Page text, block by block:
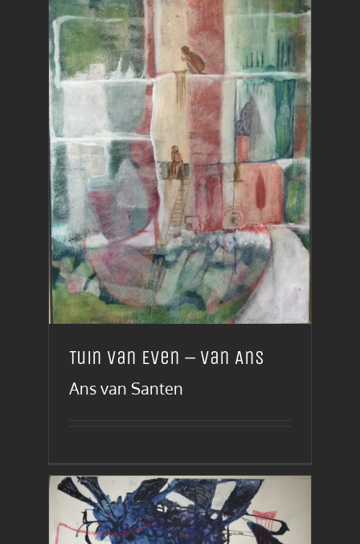
Tuin van Even – van Ans
Ans van Santen